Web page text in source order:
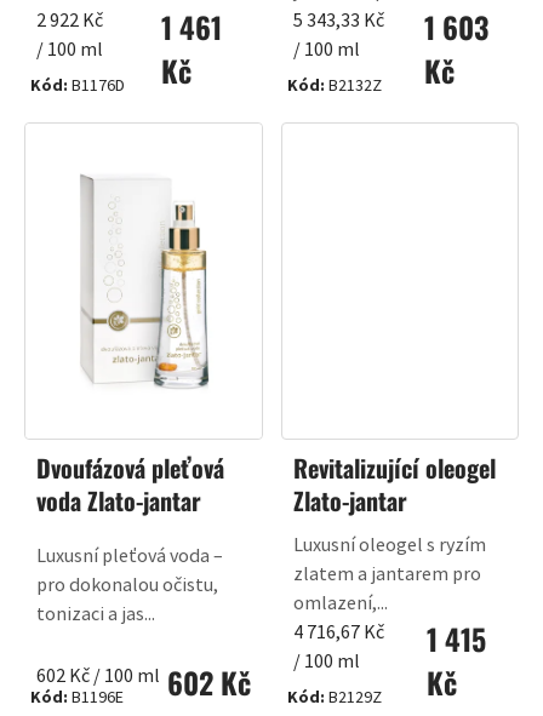
1 461
Kč
Měrná
cena:
2 922 Kč
/ 100 ml
Kód: B1176D
1 603
Kč
Měrná
cena:
5 343,33 Kč
/ 100 ml
Kód: B2132Z
Dvoufázová pleťová
voda Zlato-jantar
602 Kč
Měrná
cena:
602 Kč / 100 ml
Luxusní pleťová voda –
pro dokonalou očistu,
tonizaci a jas...
Kód: B1196E
Revitalizující oleogel
Zlato-jantar
1 415
Kč
Měrná
cena:
4 716,67 Kč
/ 100 ml
Luxusní oleogel s ryzím
zlatem a jantarem pro
omlazení,...
Kód: B2129Z